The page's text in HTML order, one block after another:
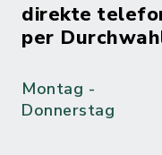
direkte
per
Montag -
Donnerstag